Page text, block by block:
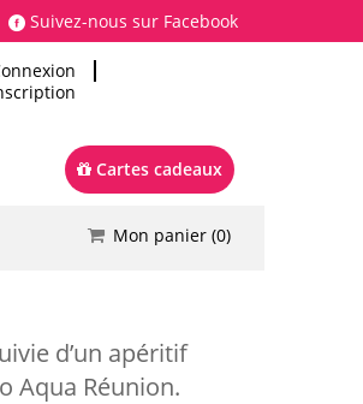
Suivez-nous sur Facebook
Cartes cadeaux
Mon panier (0)
Commander
d’un apéritif
Aqua Réunion.